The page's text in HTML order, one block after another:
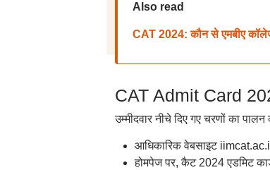
Also read
CAT 2024: कौन से एमबीए
CAT Admit Card
उम्मीदवार नीचे दिए गए चरणों का
आधिकारिक वेबसाइट
होमपेज पर, कैट 2024 एडमिट